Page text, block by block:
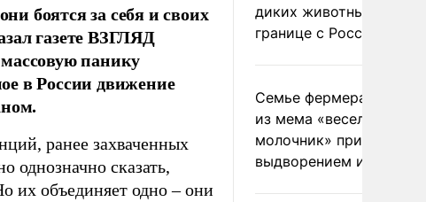
боятся за себя и своих
газете ВЗГЛЯД
панику
в России движение
ранее захваченных
сказать,
их объединяет одно – они
диких животных на
границе с Россией
Семье фермера
из мема «веселый
молочник» пригрозили
выдворением из